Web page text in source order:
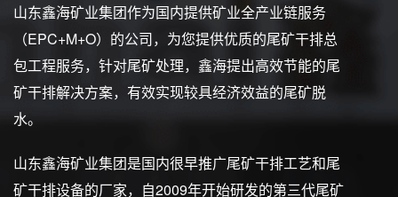
山东鑫海矿业集团作为国内提供矿业全产业链服务
（EPC+M+O）的公司，为您提供优质的尾矿干排总
包工程服务，针对尾矿处理，鑫海提出高效节能的尾
矿干排解决方案，有效实现较具经济效益的尾矿脱
水。
山东鑫海矿业集团是国内很早推广尾矿干排工艺和尾
矿干排设备的厂家，自2009年开始研发的第三代尾矿